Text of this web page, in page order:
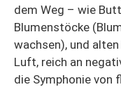
dem Weg – wie
Blumenstöcke
wachsen), und
Luft, reich an
die Symphonie von